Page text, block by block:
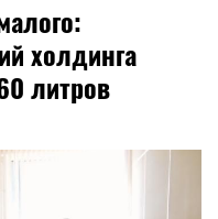
холдинга
литров